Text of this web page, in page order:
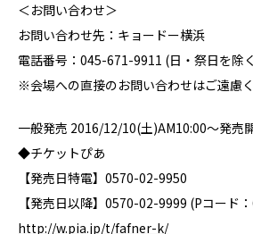
＜お問い合わせ＞
お問い合わせ先：キョードー横浜
電話番号：045-671-9911 (日・祭日を除
※会場への直接のお問い合わせはご遠慮く
一般発売 2016/12/10(土)AM10:00～発売
◆チケットぴあ
【発売日特電】0570-02-9950
【発売日以降】0570-02-9999 (Pコード
http://w.pia.jp/t/fafner-k/